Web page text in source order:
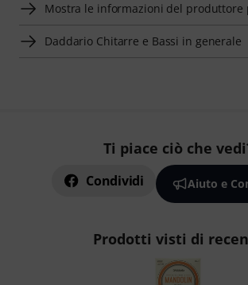
Mostra le informazioni del produttore
Daddario Chitarre e Bassi in generale
Ti piace ciò che
Condividi Aiuto e
Prodotti visti di